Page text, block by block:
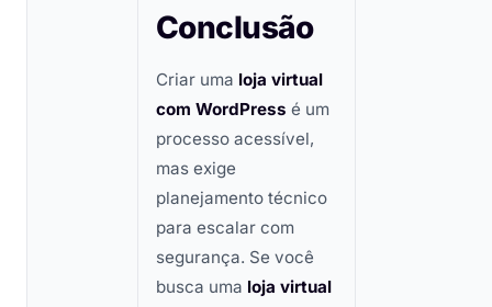
Conclusão
Criar uma loja virtual
com WordPress é um
processo acessível,
mas exige
planejamento técnico
para escalar com
segurança. Se você
busca uma loja virtual